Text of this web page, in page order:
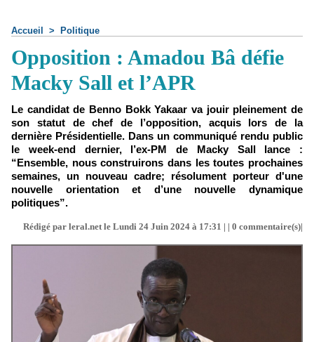
Accueil > Politique
Opposition : Amadou Bâ défie
Macky Sall et l’APR
Le candidat de Benno Bokk Yakaar va jouir pleinement de
son statut de chef de l’opposition, acquis lors de la
dernière Présidentielle. Dans un communiqué rendu public
le week-end dernier, l’ex-PM de Macky Sall lance :
“Ensemble, nous construirons dans les toutes prochaines
semaines, un nouveau cadre; résolument porteur d'une
nouvelle orientation et d’une nouvelle dynamique
politiques”.
Rédigé par leral.net le Lundi 24 Juin 2024 à 17:31 | | 0 commentaire(s)|